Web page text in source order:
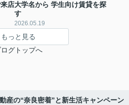
店大学名から 学生向け賃貸を探
す
2026.05.19
もっと見る
ログトップへ
産の“奈良密着”と新生活キャンペーン